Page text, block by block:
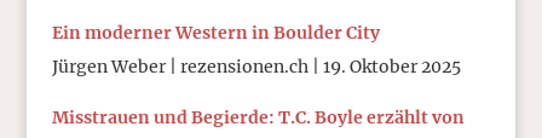
Ein moderner Western in Boulder City
Jürgen Weber | rezensionen.ch | 19. Oktober 2025
Misstrauen und Begierde: T.C. Boyle erzählt von